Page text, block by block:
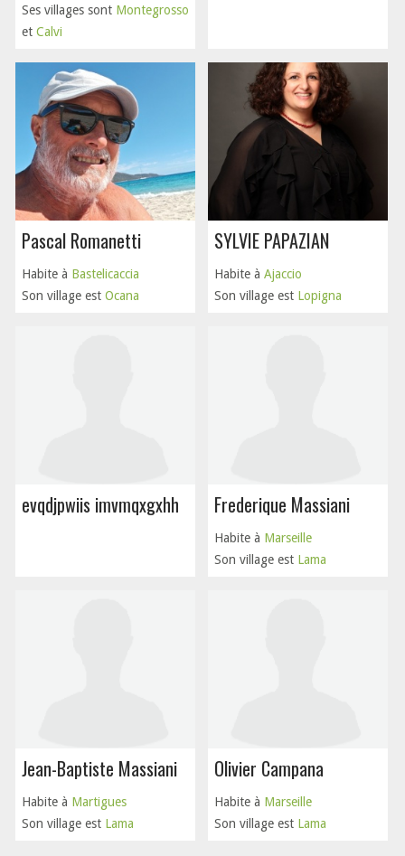
Ses villages sont Montegrosso
et Calvi
Pascal Romanetti
Habite à Bastelicaccia
Son village est Ocana
SYLVIE PAPAZIAN
Habite à Ajaccio
Son village est Lopigna
evqdjpwiis imvmqxgxhh Frederique Massiani
Habite à Marseille
Son village est Lama
Jean-Baptiste Massiani
Habite à Martigues
Son village est Lama
Olivier Campana
Habite à Marseille
Son village est Lama